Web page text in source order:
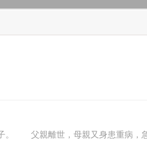
　父親離世，母親又身患重病，